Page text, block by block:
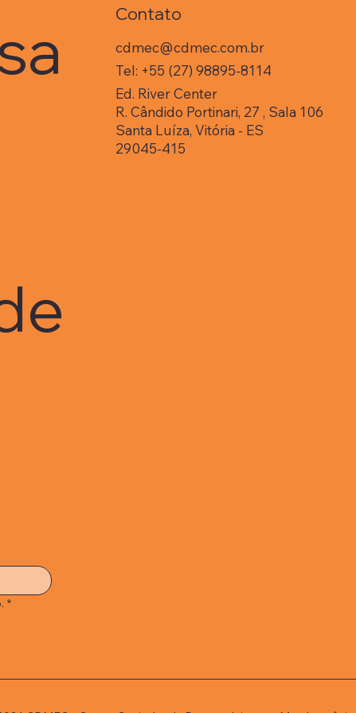
aniversariante. Resumo
“Vicente Falconi, o guru
momentos de críticas e
avaliações...
TQC
*
Contato
cdmec@cdmec.com.br
Tel: +55 (27) 98895-8114
Ed. River Center
R. Cândido Portinari, 27 , Sala 106
Santa Luíza, Vitória - ES
29045-415